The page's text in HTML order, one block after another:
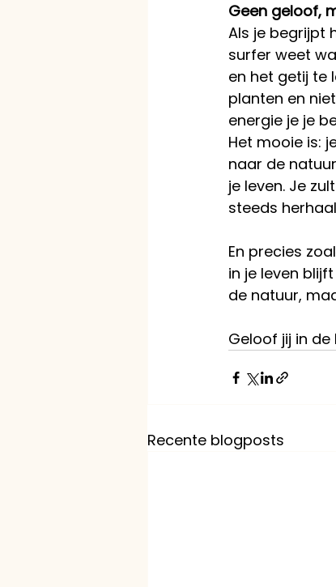
Geen geloof,
Als je begrijpt
surfer weet
en het getij te
planten en
energie je je
Het mooie is:
naar de
je leven. Je
steeds
En precies
in je leven
de natuur,
Geloof jij in de
Recente blogposts